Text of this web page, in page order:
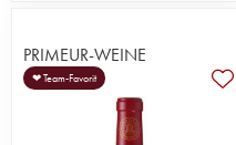
PRIMEUR-WEINE
❤ Team-Favorit